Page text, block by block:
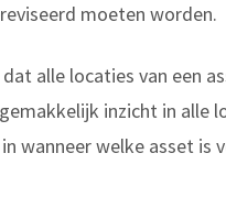
moeten worden.
alle locaties van een
inzicht in alle
wanneer welke asset